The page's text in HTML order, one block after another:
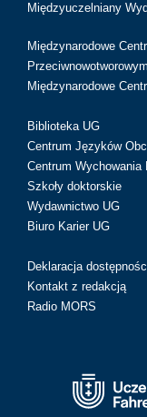
Międzyuczelniany
Międzynarodowe
Międzynarodowe
Biblioteka UG
Centrum Języków
Centrum
Szkoły doktorskie
Wydawnictwo UG
Biuro Karier UG
Deklaracja
Kontakt z redakcją
Radio MORS